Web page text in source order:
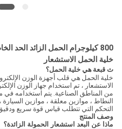
800 كيلوجرام الحمل الزائد
خلية الحمل الاستشعار
ث قبعة هي خلية الحمل؟
خلية الحمل هي قلب أجهزة الوزن
الاستشعار ، تم استخدام جهاز الوزن
من المناطق الصناعية. يتم استخدامه في
النطاط ، موازين معلقة ، موازين السيارة
التحكم التي تتطلب قياس قوة سريع
وصف المنتج
ماذا عن البعد استشعار الحمولة الزائدة؟